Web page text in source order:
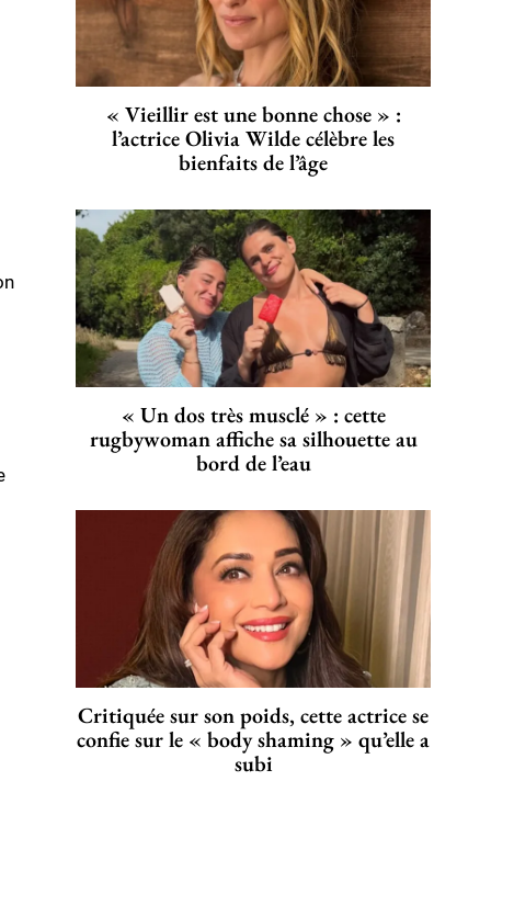
« Vieillir est une bonne chose » :
l’actrice Olivia Wilde célèbre les
bienfaits de l’âge
« Un dos très musclé » : cette
rugbywoman affiche sa silhouette au
bord de l’eau
Critiquée sur son poids, cette actrice se
confie sur le « body shaming » qu’elle a
subi